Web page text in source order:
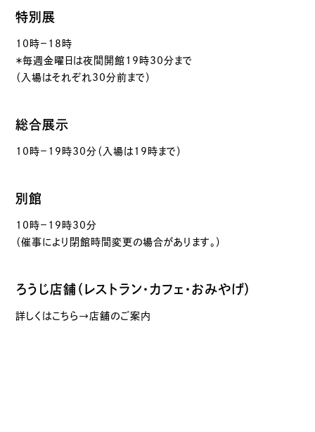
特別展
10時－18時
＊毎週金曜日は夜間開館19時30分まで
（入場はそれぞれ30分前まで）
総合展示
10時－19時30分（入場は19時まで）
別館
10時－19時30分
（催事により閉館時間変更の場合があります。）
ろうじ店舗（レストラン・カフェ・おみやげ）
詳しくはこちら→店舗のご案内